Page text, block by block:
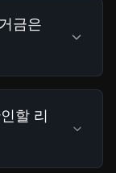
금은
할 리